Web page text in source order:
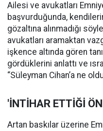
Ailesi ve avukatları
başvurduğunda,
gözaltına alınmadığı
avukatları aramaktan
işkence altında gören
gördüklerini anlattı ve
“Süleyman Cihan’a ne
'İNTİHAR ETTİĞİ
Artan baskılar üzerine